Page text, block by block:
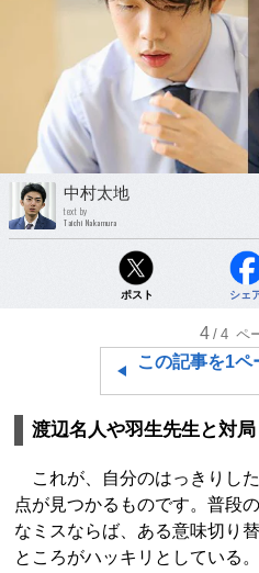
中村太地
text by
Taichi Nakamura
ポスト シェ
4 /4 ペ
この記事を1ペ
渡辺名人や羽生先生と対
これが、自分のはっきりし
点が見つかるものです。普段
なミスならば、ある意味切り
ところがハッキリとしている